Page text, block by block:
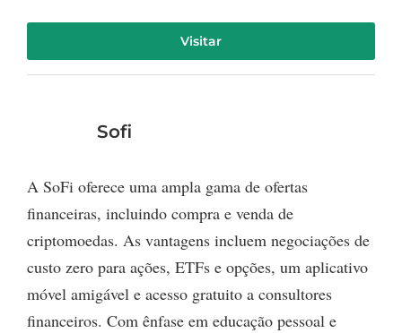
Visitar
Sofi
A SoFi oferece uma ampla gama de ofertas
financeiras, incluindo compra e venda de
criptomoedas. As vantagens incluem negociações de
custo zero para ações, ETFs e opções, um aplicativo
móvel amigável e acesso gratuito a consultores
financeiros. Com ênfase em educação pessoal e